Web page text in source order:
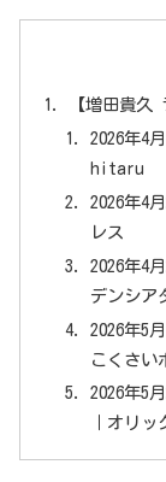
【増田貴久
2026年4
hitaru
2026年4
レス
2026年4
デンシア
2026年5
こくさい
2026年5
｜オリッ